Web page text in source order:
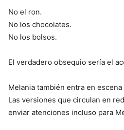
No el ron.
No los chocolates.
No los bolsos.
El verdadero obsequio sería el
Melania también entra en escena
Las versiones que circulan en
enviar atenciones incluso para